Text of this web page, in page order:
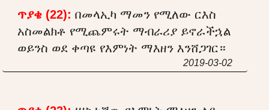
ጥያቄ (22): በመላኢካ ማመን የሚለው ርእስ
አስመልክቶ የሚጨምሩት ማብራሪያ ይኖራችኋል
ወይንስ ወደ ቀጣዩ የእምነት ማእዘን እንሸጋገር።
2019-03-02